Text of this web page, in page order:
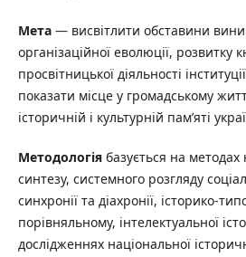
Мета— висвітлити обставини
організаційної еволюції, розвитку
просвітницької діяльності
показати місце у громадському
історичній і культурній пам’яті
Методологіябазується на методах
синтезу, системного розгляду
синхронії та діахронії, історико-
порівняльному, інтелектуальної
дослідженнях національної